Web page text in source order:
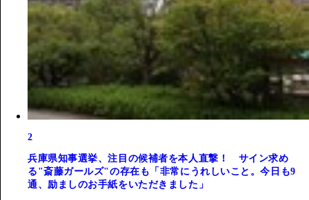
2
兵庫県知事選挙、注目の候補者を本人直撃！ サイン求め
る"斎藤ガールズ"の存在も「非常にうれしいこと。今日も9
通、励ましのお手紙をいただきました」